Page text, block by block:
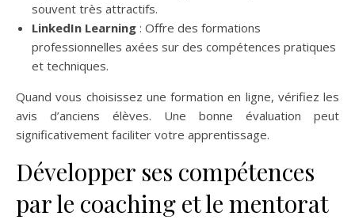
souvent très attractifs.
LinkedIn Learning : Offre des formations
professionnelles axées sur des compétences pratiques
et techniques.
Quand vous choisissez une formation en ligne, vérifiez les
avis d’anciens élèves. Une bonne évaluation peut
significativement faciliter votre apprentissage.
Développer ses compétences
par le coaching et le mentorat